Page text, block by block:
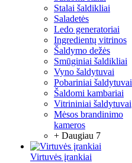
Stalai šaldikliai
Saladetės
Ledo generatoriai
Ingredientų vitrinos
Šaldymo dežės
Smūginiai šaldikliai
Vyno šaldytuvai
Pobariniai šaldytuvai
Šaldomi kambariai
Vitrininiai šaldytuvai
Mėsos brandinimo
kameros
+ Daugiau 7
Virtuvės įrankiai